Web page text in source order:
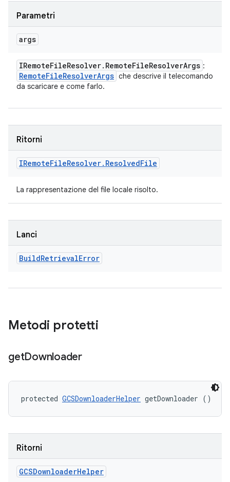
Parametri
args
IRemoteFileResolver. RemoteFileResolverArgs :
RemoteFileResolverArgs che descrive il telecomando
da scaricare e come farlo.
Ritorni
IRemoteFileResolver. ResolvedFile
La rappresentazione del file locale risolto.
Lanci
BuildRetrievalError
Metodi protetti
getDownloader
protected GCSDownloaderHelper getDownloader ()
Ritorni
GCSDownloaderHelper